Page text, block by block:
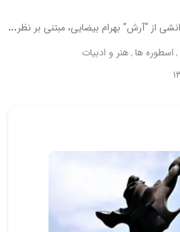
ت
یری از زمین تیره تا گیهان – خوانشی از “آرش” بهرام بیضایی، مبتنی بر نظریۀ تحلیل گفتمان
اسطوره ها هنر و ادبیات